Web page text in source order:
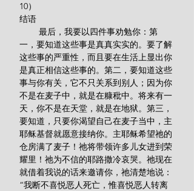
10）
结语
一，要知道这些事是真真实实的。要了解
这些事的严重性，而且要在生活上显出你
是真正相信这些事的。第二，要知道这些
事与你有关，它不只关系到别人；因为你
不是在麦子中，就是在糠秕中。将来有一
天，你不是在天堂，就是在地狱。第三，
要知道，只要你渴望自己在麦子当中，主
耶稣基督就愿意接纳你。主耶稣希望祂的
仓房满了麦子！祂将带领许多儿女进到荣
耀里！祂为不信的耶路撒冷哀哭。祂现在
就借着我说的话来邀请你，祂清楚地说：
“我断不喜悦恶人死亡，惟喜悦恶人转离